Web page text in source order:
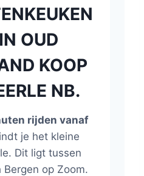
OUD
KOOP
NB.
rijden vanaf
je het kleine
Dit ligt tussen
Bergen op Zoom.